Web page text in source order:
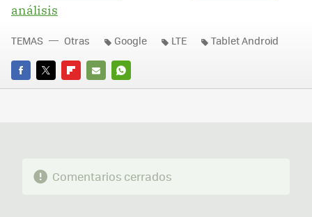
análisis
FACEBOOK
TWITTERFLIPBOARD
E-
WHATSAPP
TEMAS Otras Google LTE Tablet Android
Comentarios cerrados